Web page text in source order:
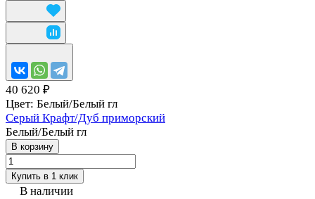
40 620 ₽
Цвет: Белый/Белый гл
Серый Крафт/Дуб приморский
Белый/Белый гл
В корзину
Купить в 1 клик
В наличии